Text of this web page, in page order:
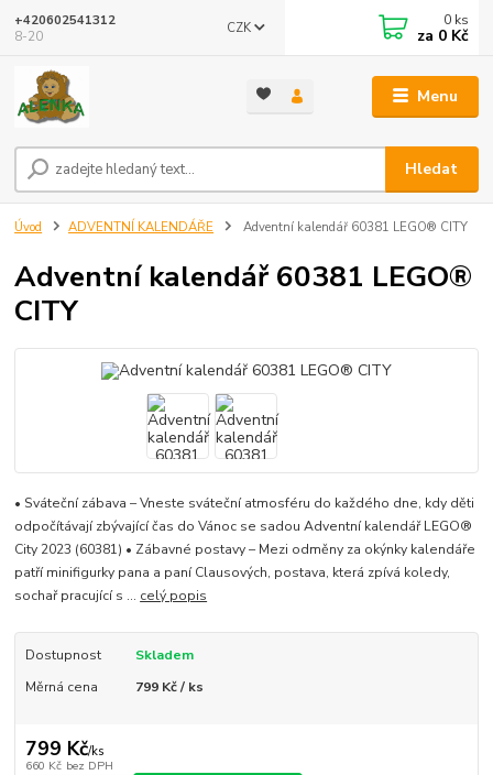
Menu
CZK
Hledat
+420602541312
8-20
0 ks
za 0 Kč
Úvod ADVENTNÍ KALENDÁŘE Adventní kalendář 60381 LEGO® CITY
Adventní kalendář 60381 LEGO®
CITY
• Sváteční zábava – Vneste sváteční atmosféru do každého dne, kdy děti
odpočítávají zbývající čas do Vánoc se sadou Adventní kalendář LEGO®
City 2023 (60381) • Zábavné postavy – Mezi odměny za okýnky kalendáře
patří minifigurky pana a paní Clausových, postava, která zpívá koledy,
sochař pracující s ... celý popis
Dostupnost
Skladem
Měrná cena
799 Kč / ks
799 Kč/ks
660 Kč bez DPH